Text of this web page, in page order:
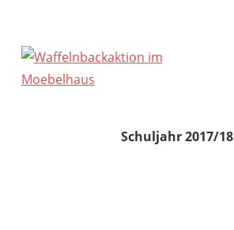
Schuljahr 2017/18